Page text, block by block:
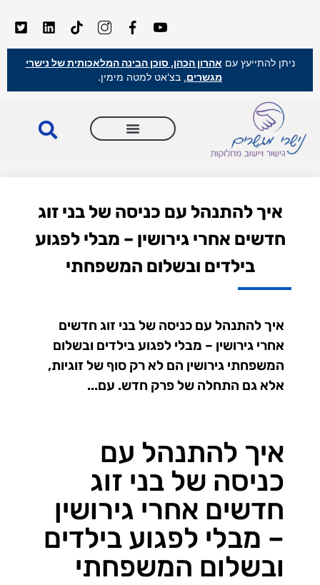
ניתן להתייעץ עם אהרון הכהן, סוכן הבינה המלאכותית של נישרי
מגשרים, בצ'אט למטה מימין.
איך להתנהל עם כניסה של בני זוג
חדשים אחרי גירושין – מבלי לפגוע
בילדים ובשלום המשפחתי
איך להתנהל עם כניסה של בני זוג חדשים
אחרי גירושין – מבלי לפגוע בילדים ובשלום
המשפחתי גירושין הם לא רק סוף של זוגיות,
אלא גם התחלה של פרק חדש. עם...
איך להתנהל עם
כניסה של בני זוג
חדשים אחרי גירושין
– מבלי לפגוע בילדים
ובשלום המשפחתי